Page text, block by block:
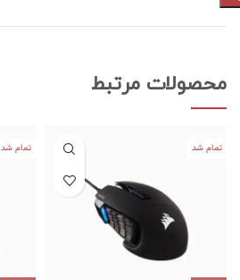
محصولات مرتبط
تمام شد تمام شد